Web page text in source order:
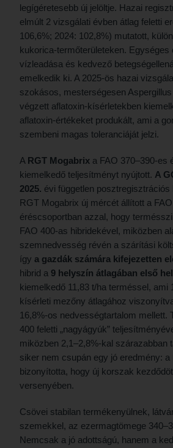
legígéretesebb új jelöltje. Hazai
elmúlt 2 vizsgálati évben átlag feletti
106,6%; 2024: 102,8%) mutatott,
kukorica-termőterületeken. Egységes
vízleadása és kedvező
emelkedik ki. A 2025-ös hazai
szokásos, mesterségesen
végzett aflatoxin-kísérletekben
aflatoxin-értékeket produkált, ami a
szembeni magas toleranciáját jelzi.
A RGT Mogabrix a FAO 370–390-es
kiemelkedő teljesítményt nyújtott. A
2025. évi független
RGT Mogabrix új mércét állított a
éréscsoportban azzal, hogy
FAO 400-as hibridekével, miközben
szemnedvesség révén a szárítási
így a gazdák számára kifejezetten
hibrid a 9 helyszín átlagában első
kiemelkedő 11,83 t/ha terméssel, ami
kísérleti mezőny átlagához
16,8%-os nedvességtartalom mellett.
400 feletti „nagyágyúk”
miközben 2,1–2,8%-kal szárazabban
siker nem csupán egy jó eredmény: a
bizonyította, hogy új korszak
versenyében.
Csövei stabilan termékenyülnek,
szemekkel, az ezermagtömege
Nemcsak a jó adottságú, hanem a